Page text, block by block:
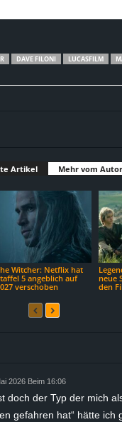
DAVE FILONI LUCASFILM
Artikel Mehr vom Autor
Witcher: Netflix hat
5 angeblich auf
verschoben
neue
den
2026 Beim 16:06
doch der Typ der mich
gefahren hat“ hätte ich